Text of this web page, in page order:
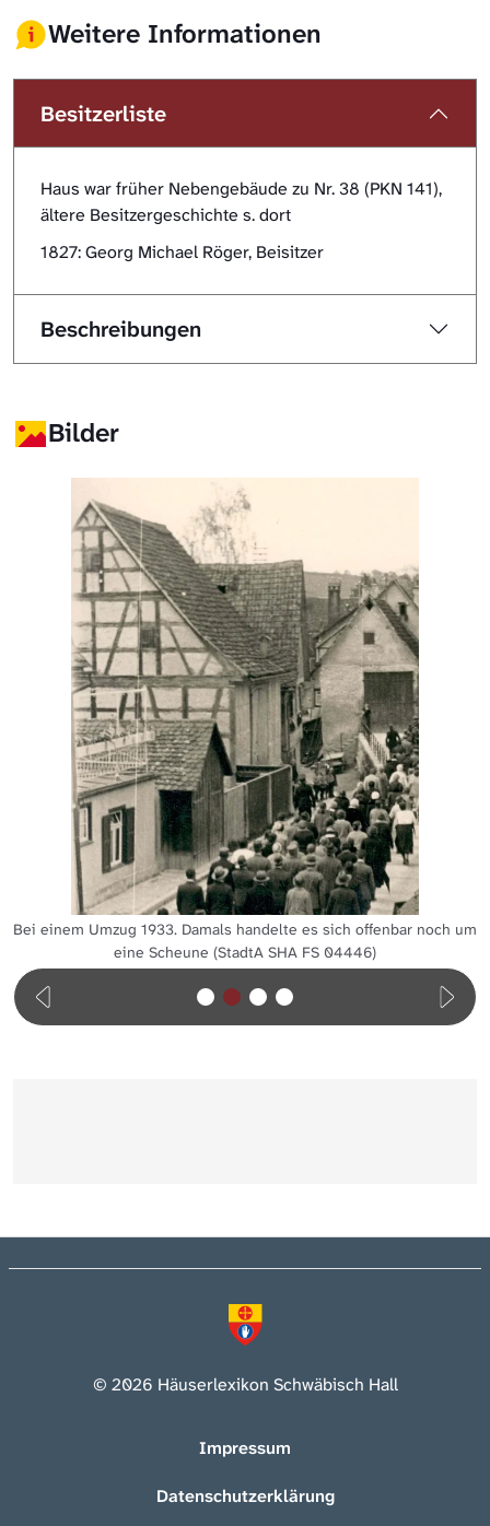
Weitere Informationen
Besitzerliste
Haus war früher Nebengebäude zu Nr. 38 (PKN 141),
ältere Besitzergeschichte s. dort
1827: Georg Michael Röger, Beisitzer
Beschreibungen
Bilder
Bei einem Umzug 1933. Damals handelte es sich offenbar noch um
eine Scheune (StadtA SHA FS 04446)
© 2026 Häuserlexikon Schwäbisch Hall
Impressum
Datenschutzerklärung